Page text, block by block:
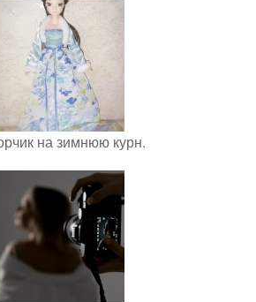
на зимнюю курн.